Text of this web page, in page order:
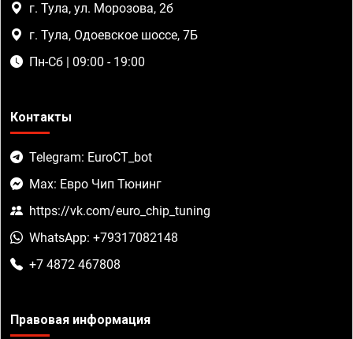
г. Тула, ул. Морозова, 2б
г. Тула, Одоевское шоссе, 7Б
Пн-Сб | 09:00 - 19:00
Контакты
Telegram: EuroCT_bot
Max: Евро Чип Тюнинг
https://vk.com/euro_chip_tuning
WhatsApp: +79317082148
+7 4872 467808
Правовая информация